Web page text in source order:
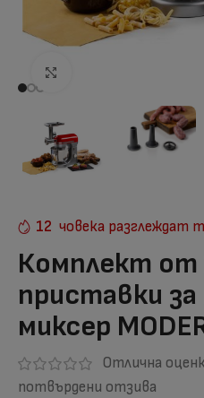
12 човека разглеждат
Комплект от
приставки
миксер
Отлична
потвърдени отзива